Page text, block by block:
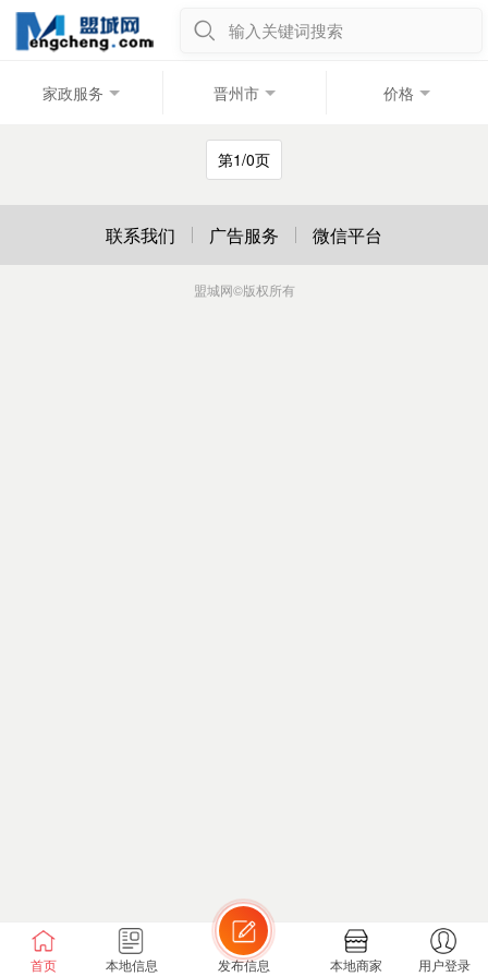
输入关键词搜索
家政服务 晋州市 价格
第1/0页
首页 本地信息 发布信息 本地商家 用户登录
联系我们 广告服务 微信平台
盟城网©版权所有